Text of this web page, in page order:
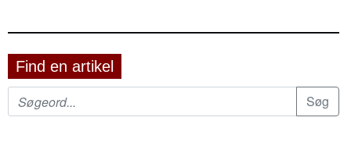
Find en artikel